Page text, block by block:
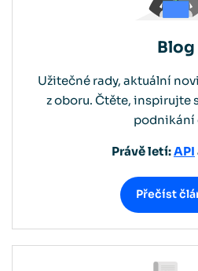
Blog
Užitečné rady, aktuální
z oboru. Čtěte, inspirujte
podnikání
Právě letí:API
Přečíst